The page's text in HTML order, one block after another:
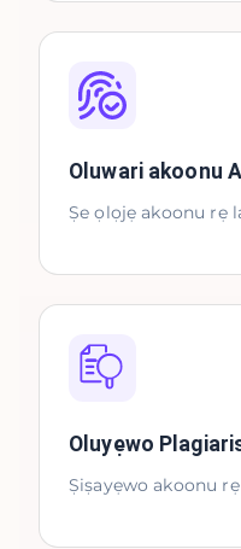
Oluwari akoonu
Ṣe ọlọjẹ akoonu rẹ
Oluyẹwo
Ṣiṣayẹwo akoonu